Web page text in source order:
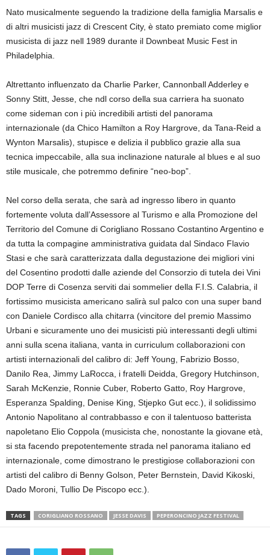
Nato musicalmente seguendo la tradizione della famiglia Marsalis e
di altri musicisti jazz di Crescent City, è stato premiato come miglior
musicista di jazz nell 1989 durante il Downbeat Music Fest in
Philadelphia.
Altrettanto influenzato da Charlie Parker, Cannonball Adderley e
Sonny Stitt, Jesse, che ndl corso della sua carriera ha suonato
come sideman con i più incredibili artisti del panorama
internazionale (da Chico Hamilton a Roy Hargrove, da Tana-Reid a
Wynton Marsalis), stupisce e delizia il pubblico grazie alla sua
tecnica impeccabile, alla sua inclinazione naturale al blues e al suo
stile musicale, che potremmo definire “neo-bop”.
Nel corso della serata, che sarà ad ingresso libero in quanto
fortemente voluta dall’Assessore al Turismo e alla Promozione del
Territorio del Comune di Corigliano Rossano Costantino Argentino e
da tutta la compagine amministrativa guidata dal Sindaco Flavio
Stasi e che sarà caratterizzata dalla degustazione dei migliori vini
del Cosentino prodotti dalle aziende del Consorzio di tutela dei Vini
DOP Terre di Cosenza serviti dai sommelier della F.I.S. Calabria, il
fortissimo musicista americano salirà sul palco con una super band
con Daniele Cordisco alla chitarra (vincitore del premio Massimo
Urbani e sicuramente uno dei musicisti più interessanti degli ultimi
anni sulla scena italiana, vanta in curriculum collaborazioni con
artisti internazionali del calibro di: Jeff Young, Fabrizio Bosso,
Danilo Rea, Jimmy LaRocca, i fratelli Deidda, Gregory Hutchinson,
Sarah McKenzie, Ronnie Cuber, Roberto Gatto, Roy Hargrove,
Esperanza Spalding, Denise King, Stjepko Gut ecc.), il solidissimo
Antonio Napolitano al contrabbasso e con il talentuoso batterista
napoletano Elio Coppola (musicista che, nonostante la giovane età,
si sta facendo prepotentemente strada nel panorama italiano ed
internazionale, come dimostrano le prestigiose collaborazioni con
artisti del calibro di Benny Golson, Peter Bernstein, David Kikoski,
Dado Moroni, Tullio De Piscopo ecc.).
TAGS CORIGLIANO ROSSANO JESSE DAVIS PEPERONCINO JAZZ FESTIVAL